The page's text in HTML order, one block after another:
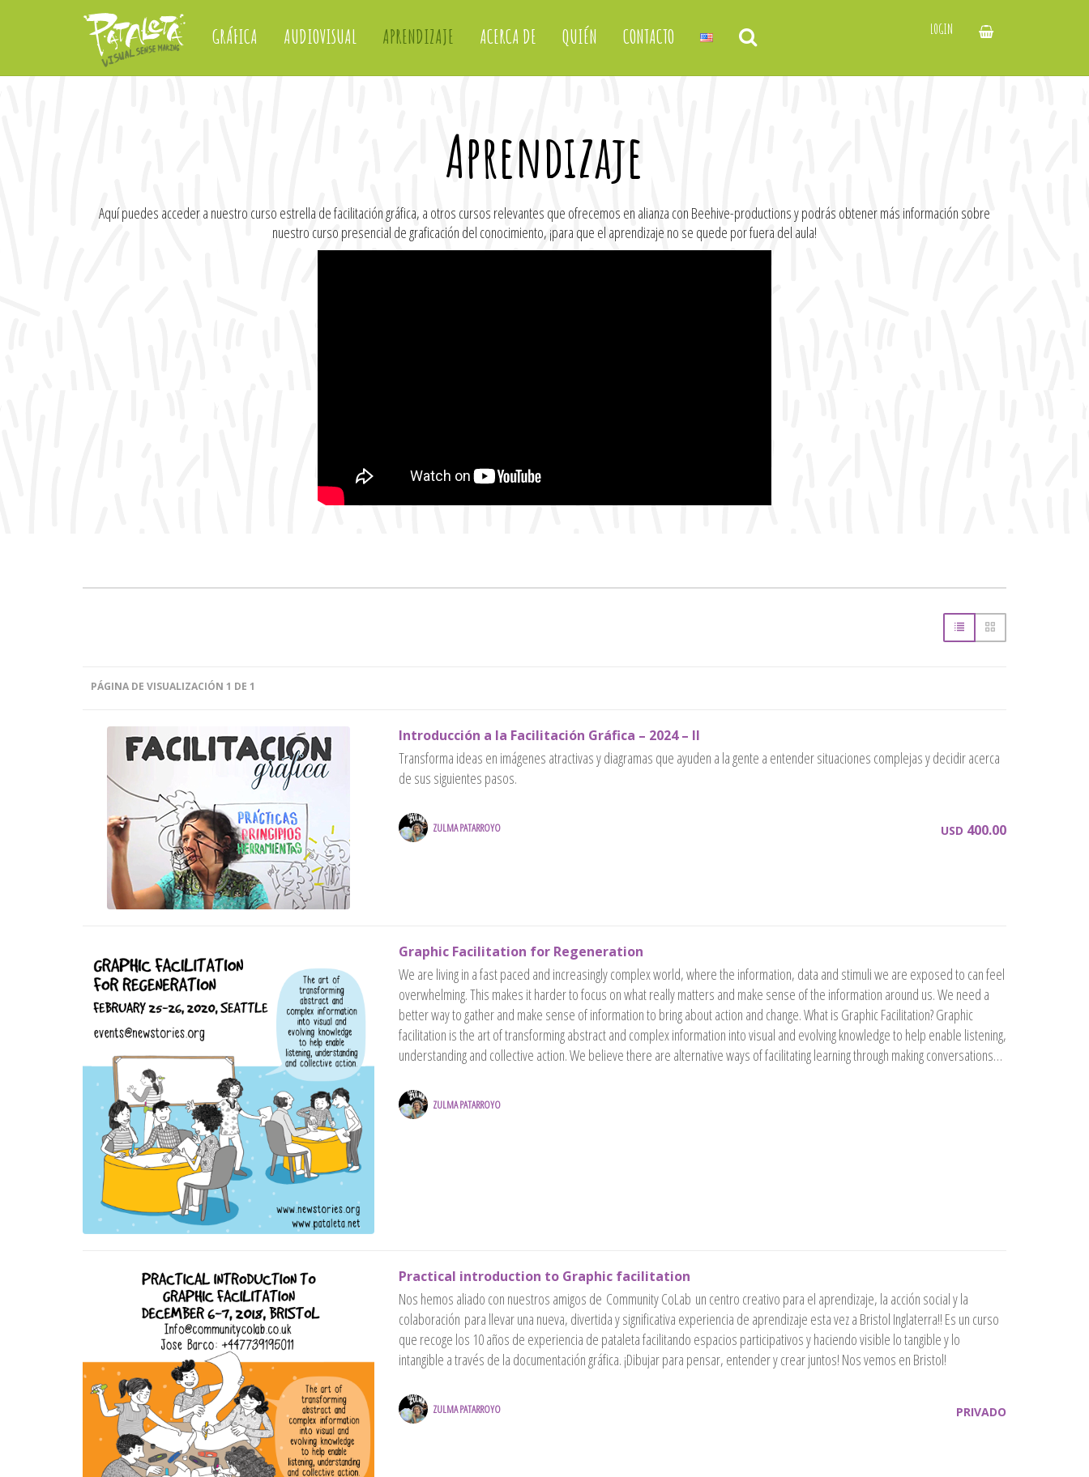
GRÁFICA AUDIOVISUAL APRENDIZAJE ACERCA DE QUIÉN CONTACTO LOGIN
Aprendizaje
Aquí puedes acceder a nuestro curso estrella de facilitación gráfica, a otros cursos relevantes que ofrecemos en alianza con Beehive-productions y podrás obtener más información sobre
nuestro curso presencial de graficación del conocimiento, ¡para que el aprendizaje no se quede por fuera del aula!
PÁGINA DE VISUALIZACIÓN 1 DE 1
Introducción a la Facilitación Gráfica – 2024 – II
Transforma ideas en imágenes atractivas y diagramas que ayuden a la gente a entender situaciones complejas y decidir acerca
de sus siguientes pasos.
USD 400.00
ZULMA PATARROYO
Graphic Facilitation for Regeneration
We are living in a fast paced and increasingly complex world, where the information, data and stimuli we are exposed to can feel
overwhelming. This makes it harder to focus on what really matters and make sense of the information around us. We need a
better way to gather and make sense of information to bring about action and change. What is Graphic Facilitation? Graphic
facilitation is the art of transforming abstract and complex information into visual and evolving knowledge to help enable listening,
understanding and collective action. We believe there are alternative ways of facilitating learning through making conversations…
ZULMA PATARROYO
Practical introduction to Graphic facilitation
Nos hemos aliado con nuestros amigos de Community CoLab un centro creativo para el aprendizaje, la acción social y la
colaboración para llevar una nueva, divertida y significativa experiencia de aprendizaje esta vez a Bristol Inglaterra!! Es un curso
que recoge los 10 años de experiencia de pataleta facilitando espacios participativos y haciendo visible lo tangible y lo
intangible a través de la documentación gráfica. ¡Dibujar para pensar, entender y crear juntos! Nos vemos en Bristol!
PRIVADO
ZULMA PATARROYO